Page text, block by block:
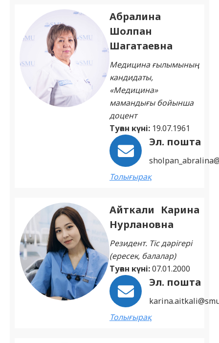
Абралина
Шолпан
Шагатаевна
Медицина ғылымының
кандидаты,
«Медицина»
мамандығы бойынша
доцент
Туған күні: 19.07.1961
Эл. пошта
Толығырақ
Айткали Карина
Нурлановна
Резидент. Тіс дәрігері
(ересек, балалар)
Туған күні:07.01.2000
Эл. пошта
Толығырақ